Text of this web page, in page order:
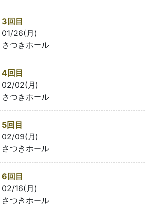
3回目
01/26(月)
さつきホール
4回目
02/02(月)
さつきホール
5回目
02/09(月)
さつきホール
6回目
02/16(月)
さつきホール